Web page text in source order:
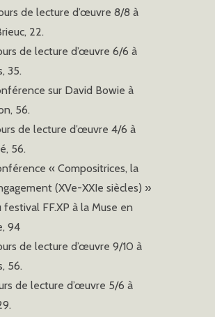
de lecture d’œuvre 8/8 à
22.
de lecture d’œuvre 6/6 à
35.
sur David Bowie à
56.
de lecture d’œuvre 4/6 à
56.
« Compositrices, la
(XVe-XXIe siècles) »
FF.XP à la Muse en
94
de lecture d’œuvre 9/10 à
56.
de lecture d’œuvre 5/6 à